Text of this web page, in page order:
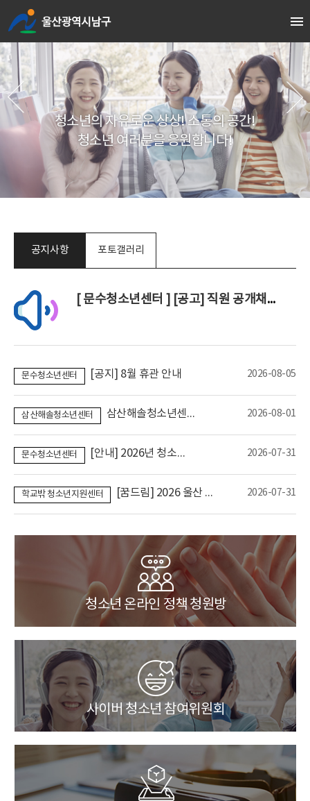
로
가
기
가
기
청소년진로직업체험센터
청소년상담복지센터
학교밖
청소년지원센터
청소년
청소년
문수청소년센터
청소년차오름센터
청소년의 자유로운 상상! 소통의 공간!
청소년 여러분을 응원합니다!
공지사항
[ 문수청소년센터 ] [공고] 직원 공개채용 1차 서류전형 합격자 공고
문수청소년센터 [공지] 8월 휴관 안내 2026-08-05
삼산해솔청소년센터 삼산해솔청소년센터 7월 분실물 안내 2026-08-01
문수청소년센터 [안내] 2026년 청소년활동 수요조사 2026-07-31
학교밖 청소년지원센터 [꿈드림] 2026 울산 연합 뻔뻔비즈 참여자 모집 2026-07-31
포토갤러리
청소년 온라인 정책 청원방
사이버 청소년 참여위원회